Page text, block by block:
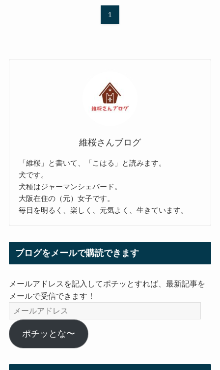
1
維桜さんブログ
「維桜」と書いて、「こはる」と読みます。
犬です。
犬種はジャーマンシェパード。
大阪在住の（元）女子です。
毎日を明るく、楽しく、元気よく、生きています。
ブログをメールで購読できます
メールアドレスを記入してポチッとすれば、最新記事を
メールで受信できます！
メ
ー
ル
ア
ポチッとな〜